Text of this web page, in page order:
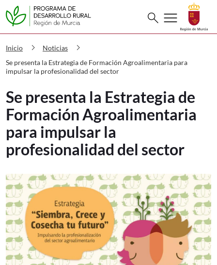
PDR Se presenta la Estrategia de
Buscar
search menu
Inicio chevron_right Noticias chevron_right
Se presenta la Estrategia de Formación Agroalimentaria para
impulsar la profesionalidad del sector
Se presenta la Estrategia de
Formación Agroalimentaria
para impulsar la
profesionalidad del sector